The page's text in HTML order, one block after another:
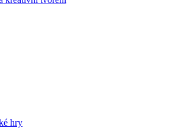
hry